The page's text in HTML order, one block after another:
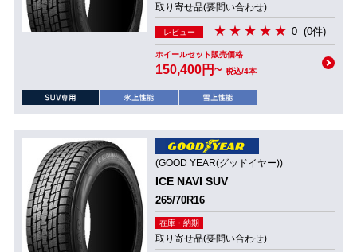
取り寄せ品(要問い合わせ)
レビュー 0 (0件)
ホイールセット販売価格
150,400円~ 税込/4本
(GOOD YEAR(グッドイヤー))
ICE NAVI SUV
265/70R16
在庫・納期
取り寄せ品(要問い合わせ)